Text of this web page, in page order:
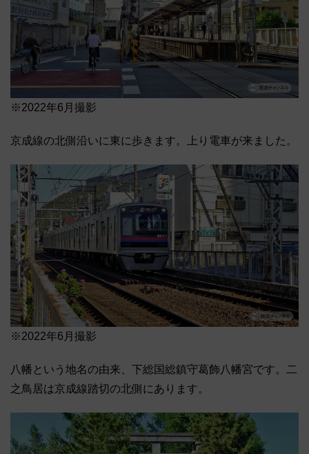
※2022年6月撮影
京成線の北側沿いに東に歩きます。上り電車が来ました。
※2022年6月撮影
八幡という地名の由来、下総国総鎮守葛飾八幡宮です。二
之鳥居は京成線踏切の北側にあります。